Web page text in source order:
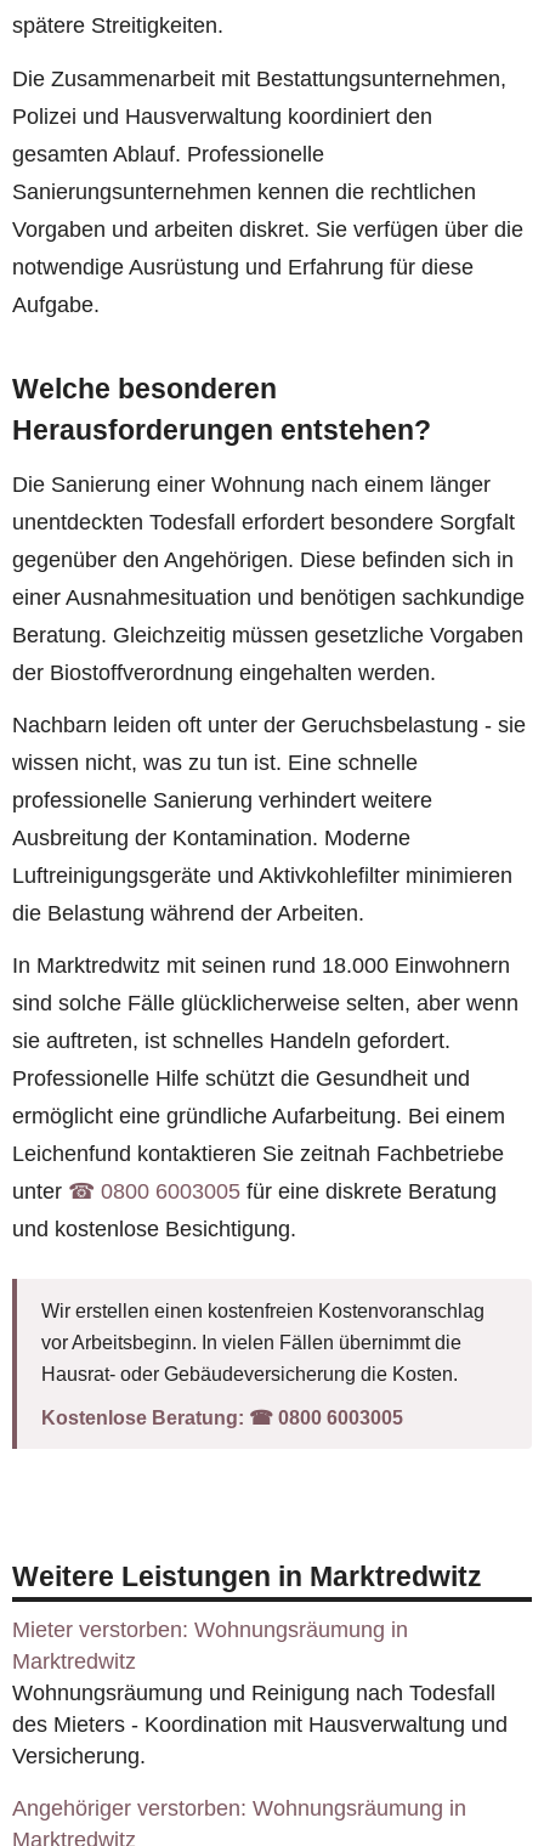
spätere Streitigkeiten.
Die Zusammenarbeit mit Bestattungsunternehmen,
Polizei und Hausverwaltung koordiniert den
gesamten Ablauf. Professionelle
Sanierungsunternehmen kennen die rechtlichen
Vorgaben und arbeiten diskret. Sie verfügen über die
notwendige Ausrüstung und Erfahrung für diese
Aufgabe.
Welche besonderen
Herausforderungen entstehen?
Die Sanierung einer Wohnung nach einem länger
unentdeckten Todesfall erfordert besondere Sorgfalt
gegenüber den Angehörigen. Diese befinden sich in
einer Ausnahmesituation und benötigen sachkundige
Beratung. Gleichzeitig müssen gesetzliche Vorgaben
der Biostoffverordnung eingehalten werden.
Nachbarn leiden oft unter der Geruchsbelastung - sie
wissen nicht, was zu tun ist. Eine schnelle
professionelle Sanierung verhindert weitere
Ausbreitung der Kontamination. Moderne
Luftreinigungsgeräte und Aktivkohlefilter minimieren
die Belastung während der Arbeiten.
In Marktredwitz mit seinen rund 18.000 Einwohnern
sind solche Fälle glücklicherweise selten, aber wenn
sie auftreten, ist schnelles Handeln gefordert.
Professionelle Hilfe schützt die Gesundheit und
ermöglicht eine gründliche Aufarbeitung. Bei einem
Leichenfund kontaktieren Sie zeitnah Fachbetriebe
unter ☎︎ 0800 6003005 für eine diskrete Beratung
und kostenlose Besichtigung.
Wir erstellen einen kostenfreien Kostenvoranschlag
vor Arbeitsbeginn. In vielen Fällen übernimmt die
Hausrat- oder Gebäudeversicherung die Kosten.
Kostenlose Beratung: ☎︎ 0800 6003005
Weitere Leistungen in Marktredwitz
Mieter verstorben: Wohnungsräumung in
Marktredwitz
Wohnungsräumung und Reinigung nach Todesfall
des Mieters - Koordination mit Hausverwaltung und
Versicherung.
Angehöriger verstorben: Wohnungsräumung in
Marktredwitz